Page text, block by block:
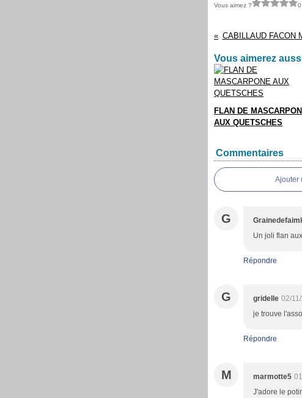
Vous aimez ?
CABILLAUD FACON
Vous aimerez
FLAN DE
AUX QUETSCHES
Commentaires
Ajouter
G
Un joli flan
Répondre
G gridelle 02/
je trouve
Répondre
M marmotte5
J'adore le